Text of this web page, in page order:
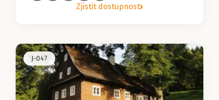
Zjistit dostupnost
J-047